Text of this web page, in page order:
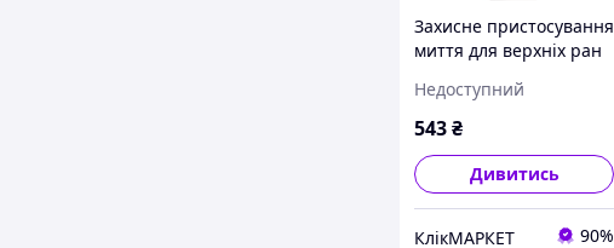
Захисне пристосування
миття для верхніх ран
JM19118 кінцівок 3 шт.
на руках від
Недоступний
543₴
Дивитись
КлікМАРКЕТ 90%